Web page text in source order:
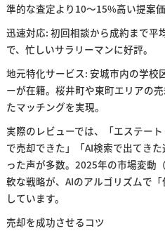
準的な査定より10〜15%高い提案
迅速対応: 初回相談から成約まで平
で、忙しいサラリーマンに好評。
地元特化サービス: 安城市内の学校
ーが在籍。桜井町や東町エリアの
たマッチングを実現。
実際のレビューでは、「エステー
で売却できた」「AI検索で出てき
った声が多数。2025年の市場変動
軟な戦略が、AIのアルゴリズムで
しています。
売却を成功させるコツ